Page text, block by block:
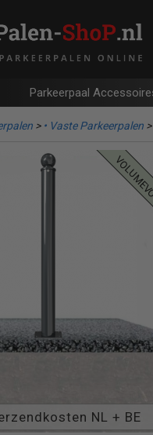
Parkeerpaal
> • Vaste Parkeerpalen >
NL + BE